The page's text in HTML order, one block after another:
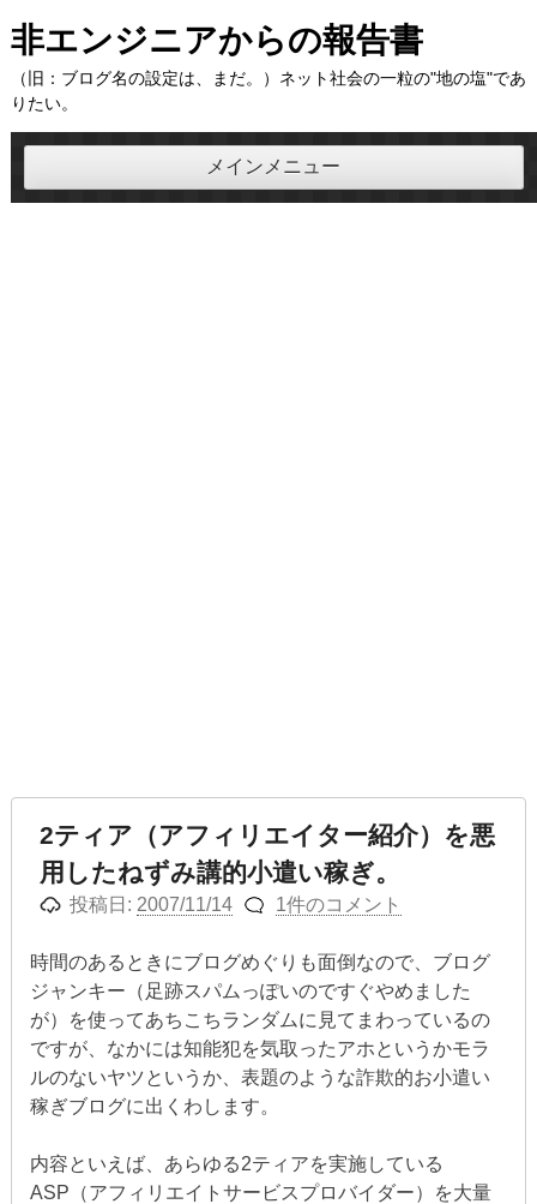
コ
ン
テ
ン
ツ
ス
非エンジニアからの報告書
（旧：ブログ名の設定は、まだ。）ネット社会の一粒の"地の塩"であ
りたい。
メインメニュー
2ティア（アフィリエイター紹介）を悪
用したねずみ講的小遣い稼ぎ。
投稿日: 2007/11/14 1件のコメント
時間のあるときにブログめぐりも面倒なので、ブログ
ジャンキー（足跡スパムっぽいのですぐやめました
が）を使ってあちこちランダムに見てまわっているの
ですが、なかには知能犯を気取ったアホというかモラ
ルのないヤツというか、表題のような詐欺的お小遣い
稼ぎブログに出くわします。
内容といえば、あらゆる2ティアを実施している
ASP（アフィリエイトサービスプロバイダー）を大量